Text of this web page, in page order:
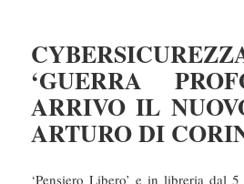
‘GUERRA
ARRIVO IL
ARTURO DI
‘Pensiero Libero’ e in libreria dal